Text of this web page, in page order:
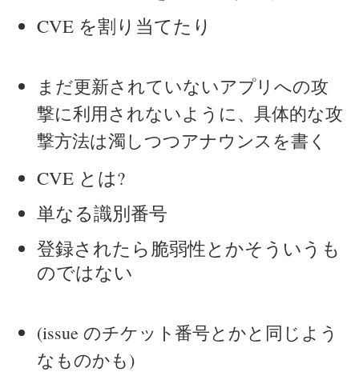
CVE を割り当てたり
まだ更新されていないアプリへの攻
撃に利用されないように、具体的な攻
撃方法は濁しつつアナウンスを書く
CVE とは?
単なる識別番号
登録されたら脆弱性とかそういうも
のではない
(issue のチケット番号とかと同じよう
なものかも)